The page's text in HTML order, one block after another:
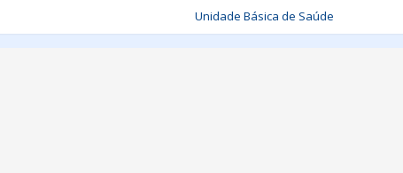
Unidade Básica de Saúde